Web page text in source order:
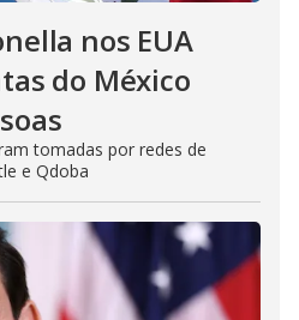
nos EUA
do México
tomadas por redes de
e Qdoba